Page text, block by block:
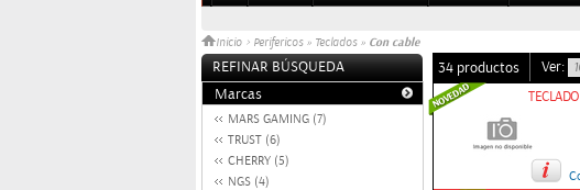
Inicio > Perifericos » Teclados » Con cable
REFINAR BÚSQUEDA
Marcas
MARS GAMING (7)
TRUST (6)
CHERRY (5)
NGS (4)
34 productos Ver: